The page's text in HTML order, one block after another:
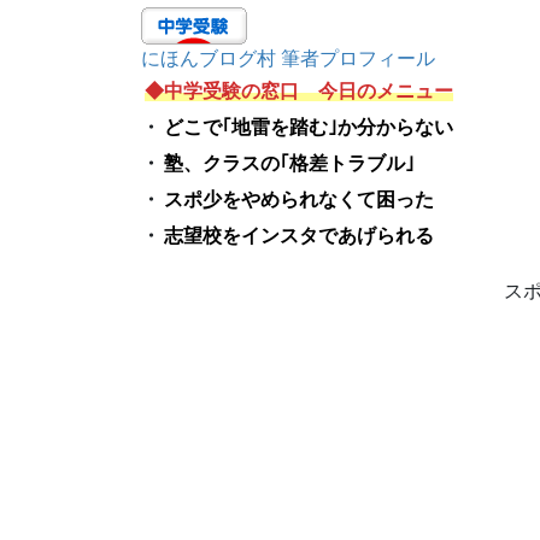
にほんブログ村 筆者プロフィール
◆中学受験の窓口 今日のメニュー
・
どこで｢地雷を踏む｣か分からない
・ 塾、クラスの｢格差トラブル｣
・
スポ少をやめられなくて困った
・ 志望校をインスタであげられる
ス